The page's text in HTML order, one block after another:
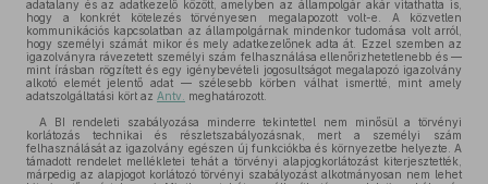
adatalany és az adatkezelő között, amelyben az állampolgár akár vitathatta is,
hogy a konkrét kötelezés törvényesen megalapozott volt-e. A közvetlen
kommunikációs kapcsolatban az állampolgárnak mindenkor tudomása volt arról,
hogy személyi számát mikor és mely adatkezelőnek adta át. Ezzel szemben az
igazolványra rávezetett személyi szám felhasználása ellenőrizhetetlenebb és —
mint írásban rögzített és egy igénybevételi jogosultságot megalapozó igazolvány
alkotó elemét jelentő adat — szélesebb körben válhat ismertté, mint amely
adatszolgáltatási kört az Antv.
meghatározott.
A BI rendeleti szabályozása minderre tekintettel nem minősül a törvényi
korlátozás technikai és részletszabályozásnak, mert a személyi szám
felhasználását az igazolvány egészen új funkciókba és környezetbe helyezte. A
támadott rendelet mellékletei tehát a törvényi alapjogkorlátozást kiterjesztették,
márpedig az alapjogot korlátozó törvényi szabályozást alkotmányosan nem lehet